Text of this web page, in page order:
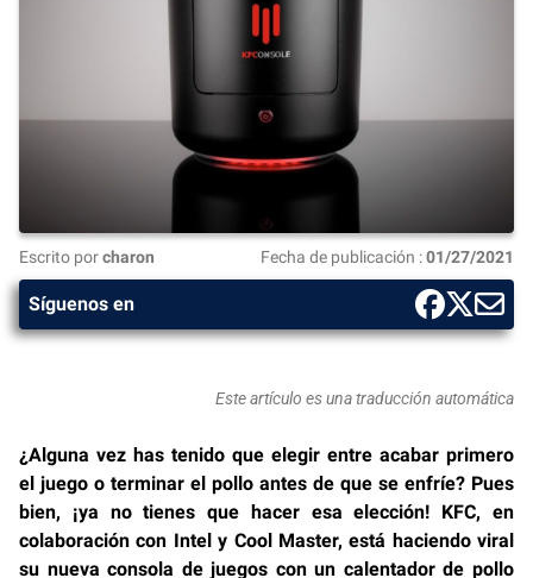
Escrito porcharon Fecha de publicación :01/27/2021
Síguenos en
Este artículo es una traducción automática
¿Alguna vez has tenido que elegir entre acabar primero
el juego o terminar el pollo antes de que se enfríe? Pues
bien, ¡ya no tienes que hacer esa elección! KFC, en
colaboración con Intel y Cool Master, está haciendo viral
su nueva consola de juegos con un calentador de pollo